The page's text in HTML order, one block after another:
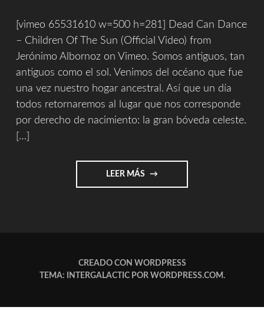
[vimeo 65531610 w=500 h=281] Dead Can Dance
– Children Of The Sun (Official Video) from
Jerónimo Albornoz on Vimeo. Somos antiguos, tan
antiguos como el sol. Venimos del océano que fue
una vez nuestro hogar ancestral. Así que un día
todos retornaremos al lugar que nos corresponde
por derecho de nacimiento: la gran bóveda celeste.
[…]
LEER MÁS "CHILDREN
OF
DANCE"
CREADO CON WORDPRESS
TEMA: INTERGALACTIC POR WORDPRESS.COM.